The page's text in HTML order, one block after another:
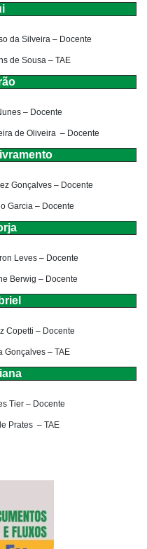
da Silveira – Docente
de Sousa – TAE
– Docente
de Oliveira – Docente
Gonçalves – Docente
Garcia – Docente
Leves – Docente
Berwig – Docente
Copetti – Docente
Gonçalves – TAE
Tier – Docente
Prates – TAE